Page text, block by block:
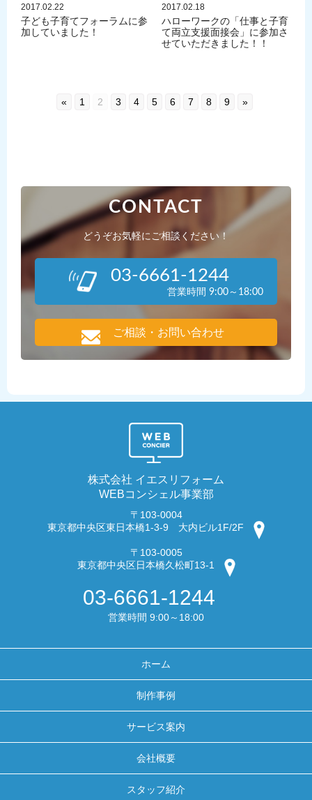
2017.02.22
子ども子育てフォーラムに参
加していました！
2017.02.18
ハローワークの「仕事と子育
て両立支援面接会」に参加さ
せていただきました！！
« 1 2 3 4 5 6 7 8 9 »
CONTACT
どうぞお気軽にご相談ください！
03-6661-1244
営業時間 9:00～18:00
ご相談・お問い合わせ
株式会社 イエスリフォーム
WEBコンシェル事業部
〒103-0004
東京都中央区東日本橋1-3-9 大内ビル1F/2F
〒103-0005
東京都中央区日本橋久松町13-1
03-6661-1244
営業時間 9:00～18:00
ホーム
制作事例
サービス案内
会社概要
スタッフ紹介